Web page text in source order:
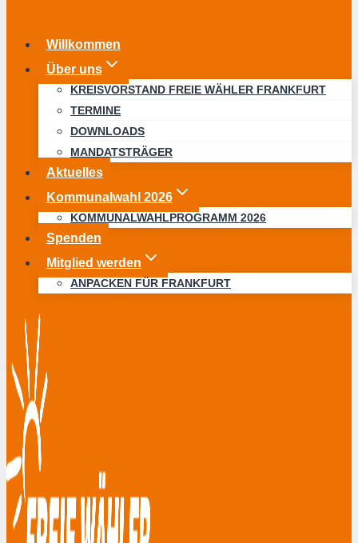
Willkommen
Über uns
KREISVORSTAND FREIE WÄHLER FRANKFURT
TERMINE
DOWNLOADS
MANDATSTRÄGER
Aktuelles
Kommunalwahl 2026
KOMMUNALWAHLPROGRAMM 2026
Spenden
Mitglied werden
ANPACKEN FÜR FRANKFURT